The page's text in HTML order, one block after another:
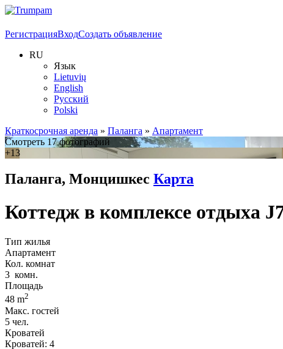
РегистрацияВходСоздать объявление
RU
Язык
Lietuvių
English
Русский
Polski
Краткосрочная аренда » Паланга » Апартамент
Смотреть 17 фотографий
+13
Паланга, Монцишкес Карта
Коттедж в комплексе отдыха
Тип жилья
Апартамент
Кол. комнат
3 комн.
Площадь
48 m2
Макс. гостей
5 чел.
Кроватей
Кроватей: 4